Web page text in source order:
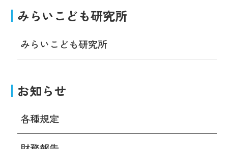
みらいこども研究所
みらいこども研究所
お知らせ
各種規定